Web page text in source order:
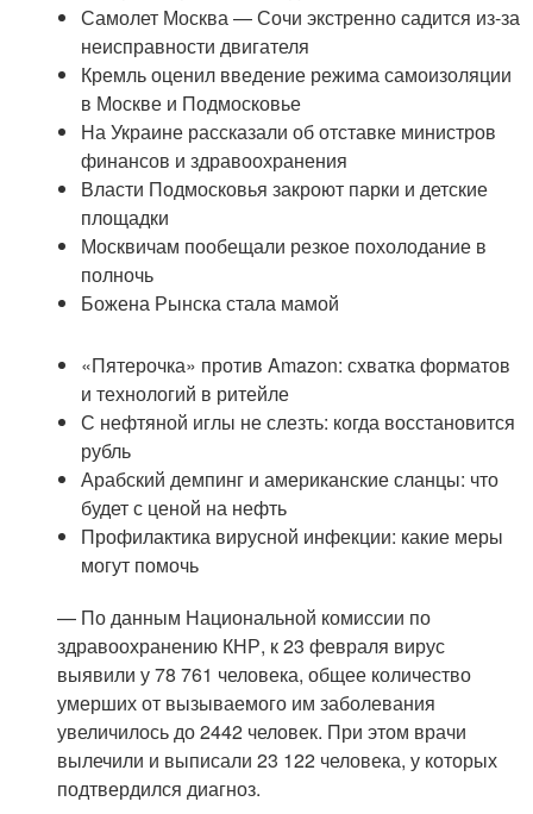
Самолет Москва — Сочи экстренно садится из-за
неисправности двигателя
Кремль оценил введение режима самоизоляции
в Москве и Подмосковье
На Украине рассказали об отставке министров
финансов и здравоохранения
Власти Подмосковья закроют парки и детские
площадки
Москвичам пообещали резкое похолодание в
полночь
Божена Рынска стала мамой
«Пятерочка» против Amazon: схватка форматов
и технологий в ритейле
С нефтяной иглы не слезть: когда восстановится
рубль
Арабский демпинг и американские сланцы: что
будет с ценой на нефть
Профилактика вирусной инфекции: какие меры
могут помочь
— По данным Национальной комиссии по
здравоохранению КНР, к 23 февраля вирус
выявили у 78 761 человека, общее количество
умерших от вызываемого им заболевания
увеличилось до 2442 человек. При этом врачи
вылечили и выписали 23 122 человека, у которых
подтвердился диагноз.